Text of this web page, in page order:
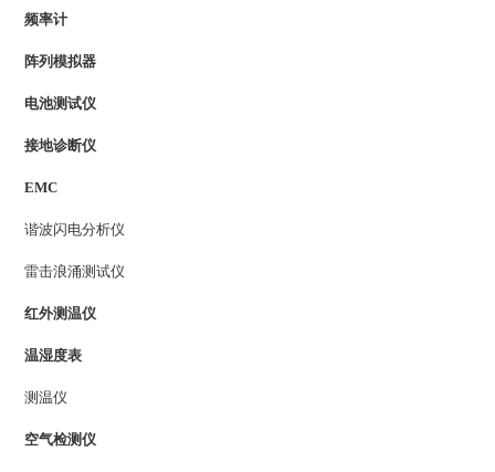
频率计
阵列模拟器
电池测试仪
接地诊断仪
EMC
谐波闪电分析仪
雷击浪涌测试仪
红外测温仪
温湿度表
测温仪
空气检测仪